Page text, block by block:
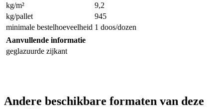
kg/m²
9,2
kg/pallet
945
minimale bestelhoeveelheid 1 doos/dozen
Aanvullende informatie
geglazuurde zijkant
Andere beschikbare formaten van deze